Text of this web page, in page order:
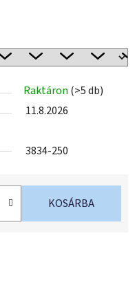
Raktáron (>5 db)
11.8.2026
3834-250
KOSÁRBA